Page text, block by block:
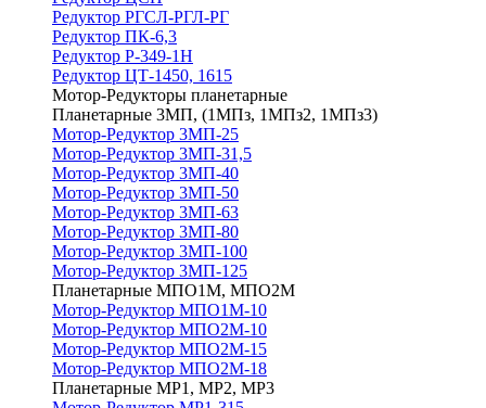
Редуктор РГСЛ-РГЛ-РГ
Редуктор ПК-6,3
Редуктор Р-349-1Н
Редуктор ЦТ-1450, 1615
Мотор-Редукторы планетарные
Планетарные 3МП, (1МПз, 1МПз2, 1МПз3)
Мотор-Редуктор 3МП-25
Мотор-Редуктор 3МП-31,5
Мотор-Редуктор 3МП-40
Мотор-Редуктор 3МП-50
Мотор-Редуктор 3МП-63
Мотор-Редуктор 3МП-80
Мотор-Редуктор 3МП-100
Мотор-Редуктор 3МП-125
Планетарные МПО1М, МПО2М
Мотор-Редуктор МПО1М-10
Мотор-Редуктор МПО2М-10
Мотор-Редуктор МПО2М-15
Мотор-Редуктор МПО2М-18
Планетарные МР1, МР2, МР3